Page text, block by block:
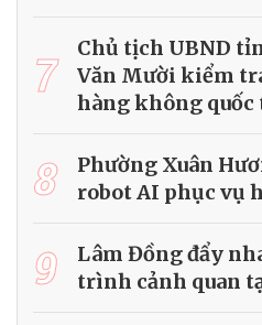
7
Chủ tịch UBND
Văn Mười kiểm
hàng không
8
Phường Xuân
robot AI phục vụ
9
Lâm Đồng đẩy
trình cảnh quan